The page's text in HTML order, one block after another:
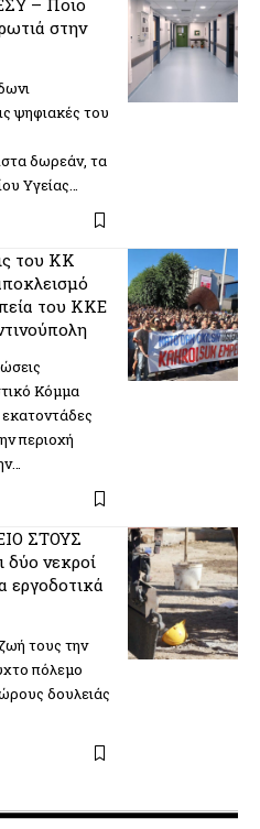
στην
ψηφιακές του
δωρεάν, τα
Υγείας…
του ΚΚ
του ΚΚΕ
Κόμμα
περιοχή
ΣΤΟΥΣ
νεκροί
εργοδοτικά
τους την
πόλεμο
δουλειάς